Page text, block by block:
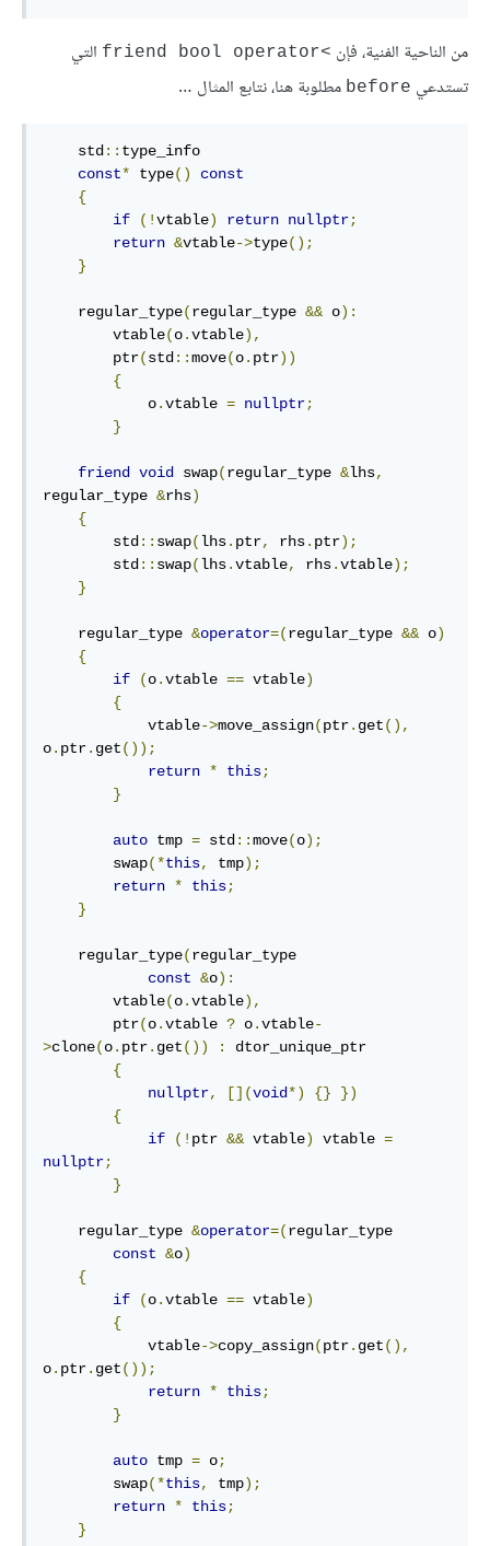
من الناحية الفنية، فإن >friend bool operator
التي
تستدعي before مطلوبة هنا، نتابع المثال …
    std
:: type_info
const* type()
const
{
if
(!vtable) return nullptr;
return &vtable->type();
}
    regular_type
(regular_type && o):
        vtable
(o.vtable),
        ptr
(std ::move(o. ptr))
{
            o
.vtable = nullptr;
}
friend void swap(regular_type &lhs,
regular_type &rhs)
{
        std
:: swap(lhs. ptr, rhs. ptr);
        std
:: swap(lhs.vtable, rhs.vtable);
}
    regular_type
&operator=(regular_type && o)
{
if
(o.vtable == vtable)
{
            vtable
->move_assign(ptr. get(),
o. ptr. get());
return * this;
}
auto tmp = std ::move(o);
        swap
(*this, tmp);
return * this;
}
    regular_type
(regular_type
const &o):
        vtable
(o.vtable),
        ptr
(o.vtable ? o.vtable-
>clone(o. ptr. get()) :
dtor_unique_ptr
{
nullptr, [](void*) {}
})
{
if
(! ptr && vtable) vtable =
nullptr;
}
    regular_type
&operator=(regular_type
const &o)
{
if
(o.vtable == vtable)
{
            vtable
->copy_assign(ptr. get(),
o. ptr. get());
return * this;
}
auto tmp = o;
        swap
(*this, tmp);
return * this;
}